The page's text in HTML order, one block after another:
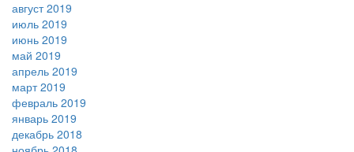
август 2019
июль 2019
июнь 2019
май 2019
апрель 2019
март 2019
февраль 2019
январь 2019
декабрь 2018